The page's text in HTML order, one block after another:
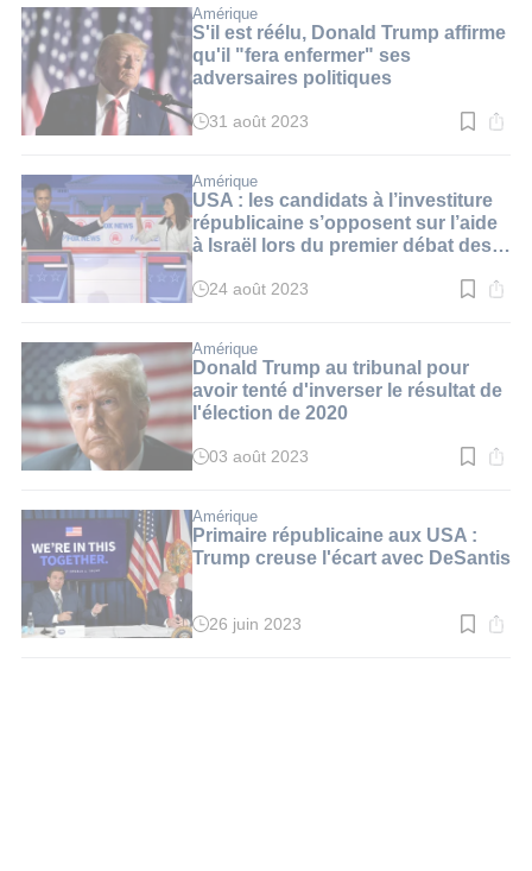
:
2
min.
Amérique
S'il est réélu, Donald Trump affirme
qu'il "fera enfermer" ses
adversaires politiques
Temps
:
2
min.
31 août 2023
Amérique
USA : les candidats à l’investiture
républicaine s’opposent sur l’aide
à Israël lors du premier débat des
Temps
:
3
min.
24 août 2023
Amérique
Donald Trump au tribunal pour
avoir tenté d'inverser le résultat de
l'élection de 2020
Temps
:
3
min.
03 août 2023
Amérique
Primaire républicaine aux USA :
Trump creuse l'écart avec DeSantis
Temps
26 juin 2023